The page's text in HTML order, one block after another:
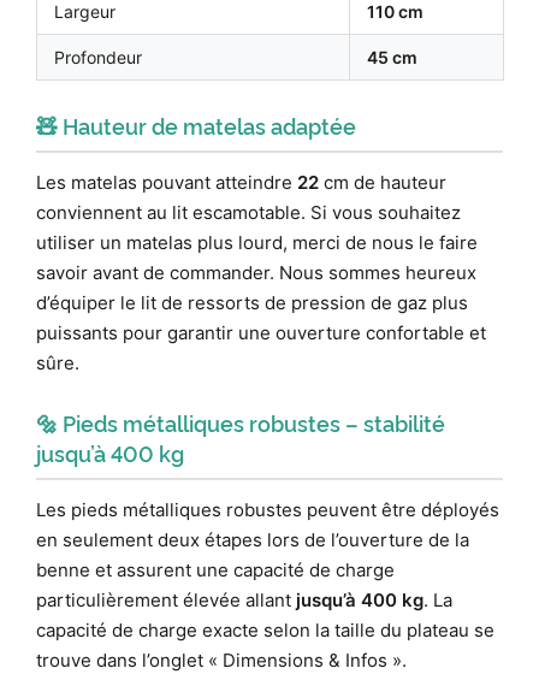
Largeur 110 cm
Profondeur 45 cm
🧸 Hauteur de matelas adaptée
Les matelas pouvant atteindre 22 cm de hauteur
conviennent au lit escamotable. Si vous souhaitez
utiliser un matelas plus lourd, merci de nous le faire
savoir avant de commander. Nous sommes heureux
d’équiper le lit de ressorts de pression de gaz plus
puissants pour garantir une ouverture confortable et
sûre.
🔩 Pieds métalliques robustes – stabilité
jusqu’à 400 kg
Les pieds métalliques robustes peuvent être déployés
en seulement deux étapes lors de l’ouverture de la
benne et assurent une capacité de charge
particulièrement élevée allant jusqu’à 400 kg. La
capacité de charge exacte selon la taille du plateau se
trouve dans l’onglet « Dimensions & Infos ».